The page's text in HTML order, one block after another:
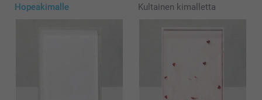
Hopeakimalle Kultainen kimalletta